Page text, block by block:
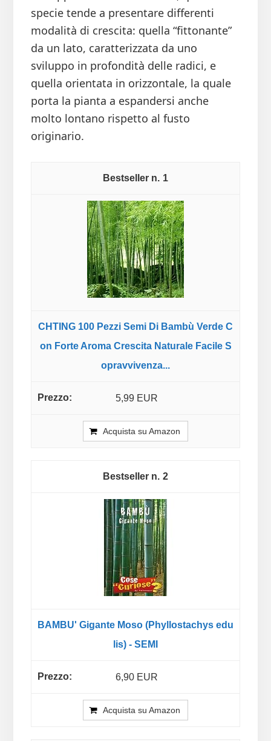
specie tende a presentare differenti
modalità di crescita: quella “fittonante”
da un lato, caratterizzata da uno
sviluppo in profondità delle radici, e
quella orientata in orizzontale, la quale
porta la pianta a espandersi anche
molto lontano rispetto al fusto
originario.
1
CHTING 100 Pezzi Semi Di Bambù Verde C
on Forte Aroma Crescita Naturale Facile S
opravvivenza...
5,99 EUR
Acquista su Amazon
2
BAMBU' Gigante Moso (Phyllostachys edu
lis) - SEMI
6,90 EUR
Acquista su Amazon